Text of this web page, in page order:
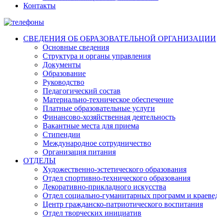
Контакты
СВЕДЕНИЯ ОБ ОБРАЗОВАТЕЛЬНОЙ ОРГАНИЗАЦИИ
Основные сведения
Структура и органы управления
Документы
Образование
Руководство
Педагогический состав
Материально-техническое обеспечение
Платные образовательные услуги
Финансово-хозяйственная деятельность
Вакантные места для приема
Стипендии
Международное сотрудничество
Организация питания
ОТДЕЛЫ
Художественно-эстетического образования
Отдел спортивно-технического образования
Декоративно-прикладного искусства
Отдел социально-гуманитарных программ и
Центр гражданско-патриотического воспитания
Отдел творческих инициатив